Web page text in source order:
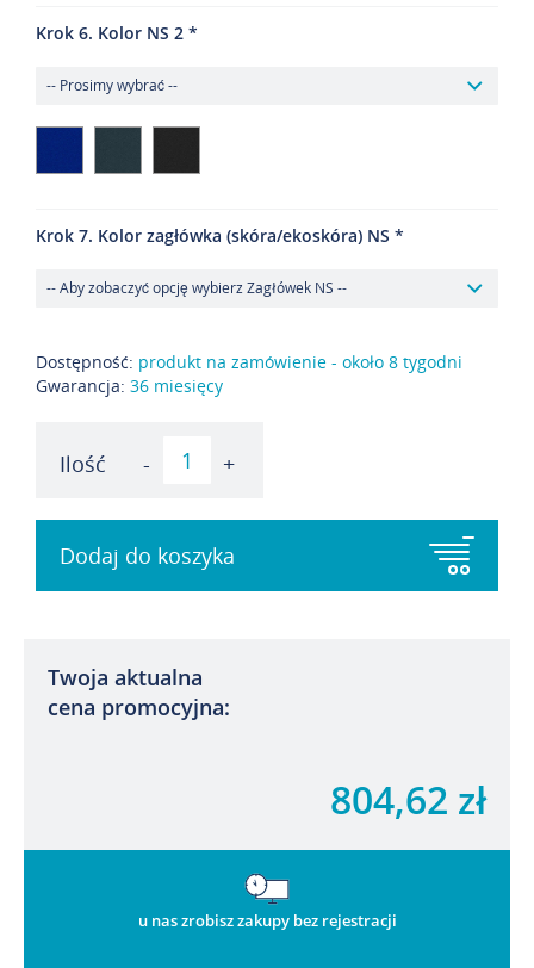
Krok 6. Kolor NS 2
Krok 7. Kolor zagłówka (skóra/ekoskóra) NS
Dostępność: produkt na zamówienie - około 8 tygodni
Gwarancja: 36 miesięcy
Ilość - +
Dodaj do koszyka
Twoja aktualna
cena promocyjna:
804,62 zł
u nas zrobisz zakupy bez rejestracji